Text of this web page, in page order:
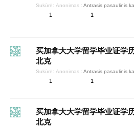
Sukūrė: Anonimas : Antrasis pasaulinis
1 1
买加拿大大学留学毕业证学
北克
Sukūrė: Anonimas : Antrasis pasaulinis
1 1
买加拿大大学留学毕业证学
北克